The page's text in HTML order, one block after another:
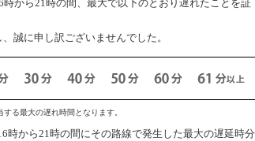
時から21時の間、最大で以下のとおり遅れたことを証
誠に申し訳ございませんでした。
する最大の遅れ時間となります。
時から21時の間にその路線で発生した最大の遅延時分